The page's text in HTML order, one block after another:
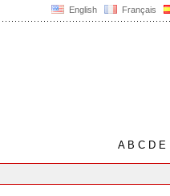
English Français
AB C D E